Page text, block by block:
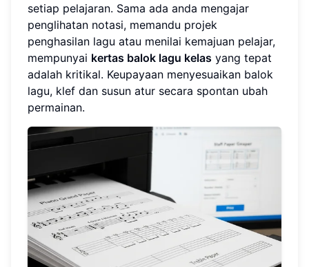
setiap pelajaran. Sama ada anda mengajar
penglihatan notasi, memandu projek
penghasilan lagu atau menilai kemajuan pelajar,
mempunyai kertas balok lagu kelas yang tepat
adalah kritikal. Keupayaan menyesuaikan balok
lagu, klef dan susun atur secara spontan ubah
permainan.